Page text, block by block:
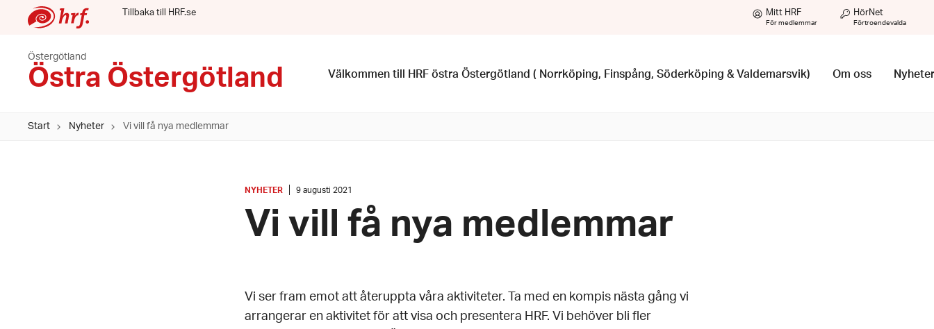
Tillbaka till HRF.se Mitt HRF
För medlemmar
HörNet
Förtroendevalda
Östergötland
Östra Östergötland Välkommen till HRF östra Östergötland ( Norrköping, Finspång, Söderköping & Valdemarsvik) Om oss Nyheter
Start Nyheter Vi vill få nya medlemmar
KATEGORI
NYHETER
Datum:
augusti
2021
9 augusti 2021
Vi vill få nya medlemmar
Vi ser fram emot att återuppta våra aktiviteter. Ta med en kompis nästa gång vi
arrangerar en aktivitet för att visa och presentera HRF. Vi behöver bli fler